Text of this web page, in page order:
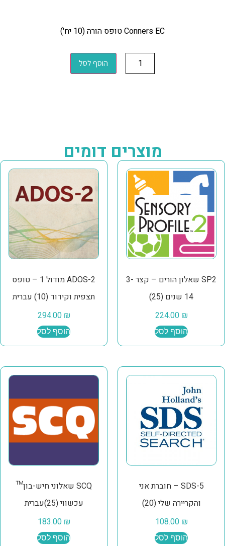
Conners EC טופס הורה (10 יח')
הוסף לסל
מוצרים דומים
SP2 שאלון הורים – קצר 3-
14 שנים (25)
224.00 ₪
הוסף לסל
ADOS-2 מודול 1 – טופס
תצפית וקידוד (10) עברית
294.00 ₪
הוסף לסל
SDS-5 – חוברת אני
והקריירה שלי (20)
108.00 ₪
הוסף לסל
SCQ שאלוני חיש-בון™
עכשווי (25)עברית
183.00 ₪
הוסף לסל